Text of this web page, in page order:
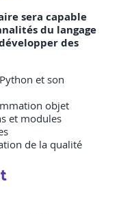
sera capable
du langage
des
et son
objet
et modules
de la qualité